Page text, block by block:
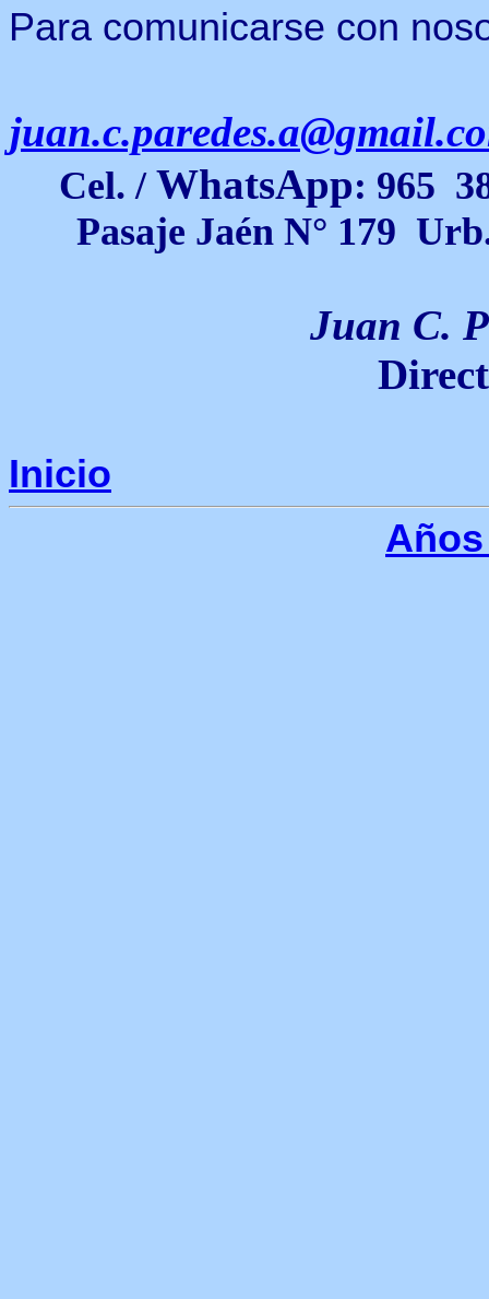
Para comunicarse con
Cel. / WhatsApp: 965
Pasaje Jaén N° 179
Juan C.
Inicio